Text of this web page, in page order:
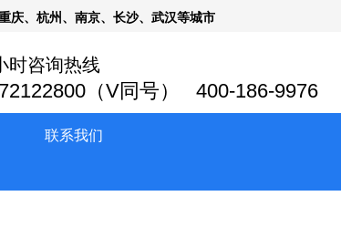
时咨询热线
（V同号） 400-186-9976
庆、杭州、南京、长沙、武汉等城市
联系我们